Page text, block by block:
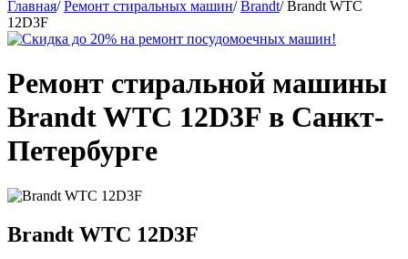
Главная/Ремонт стиральных машин/Brandt/Brandt WTC
12D3F
Ремонт стиральной машины
Brandt WTC 12D3F в Санкт-
Петербурге
Brandt WTC 12D3F